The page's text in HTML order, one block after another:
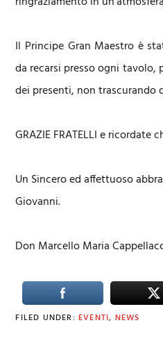
Il Principe Gran Maestro è
da recarsi presso ogni tavolo,
dei presenti, non trascurando
GRAZIE FRATELLI e ricordate
Un Sincero ed affettuoso
Giovanni.
Don Marcello Maria
FILED UNDER: EVENTI, NEWS